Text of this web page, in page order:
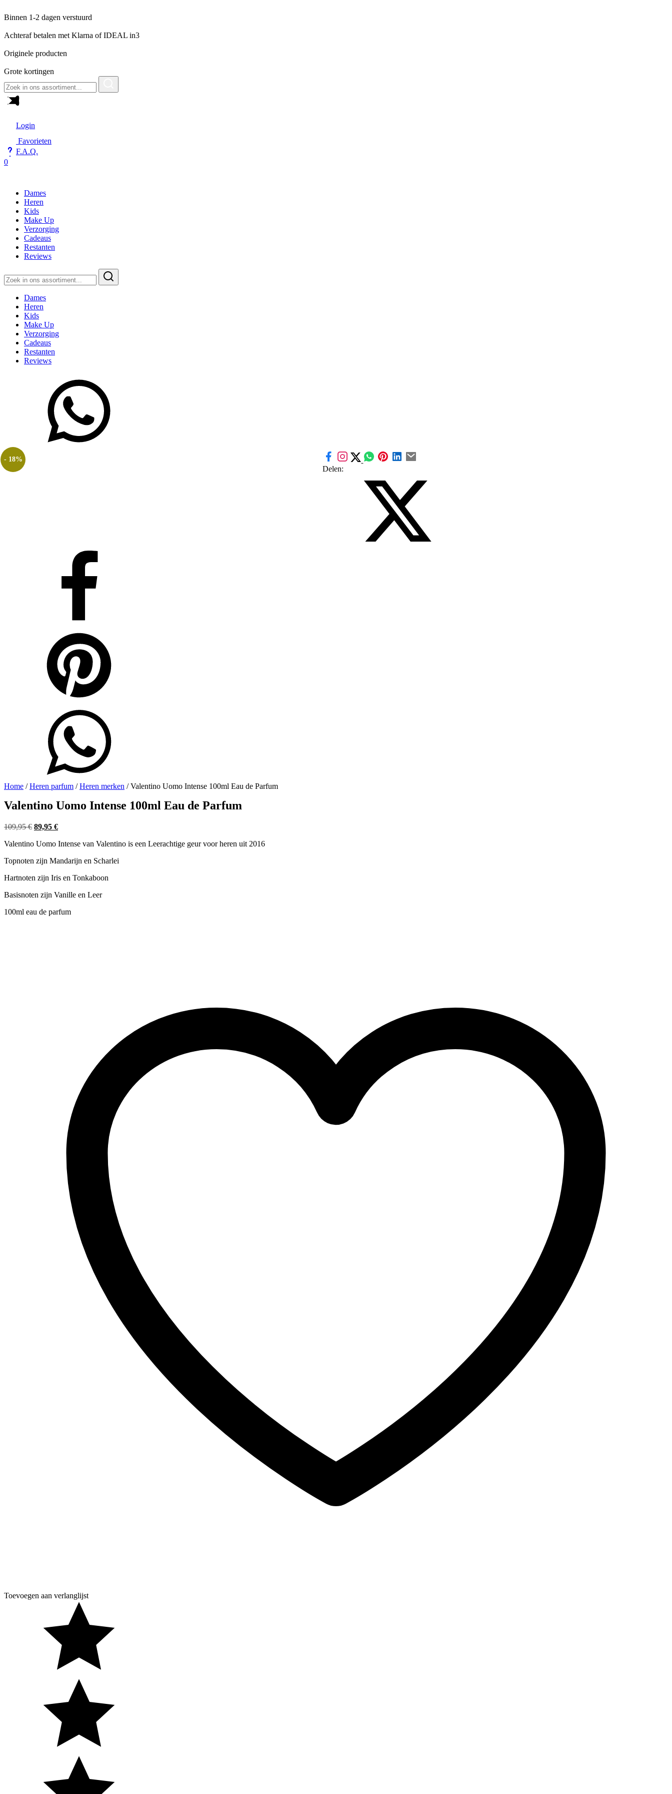
Binnen 1-2 dagen verstuurd
Achteraf betalen met Klarna of IDEAL in3
Originele producten
Grote kortingen
naar:
Login
Favorieten
F.A.Q.
0
Dames
Heren
Kids
Make Up
Verzorging
Cadeaus
Restanten
Reviews
naar:
Dames
Heren
Kids
Make Up
Verzorging
Cadeaus
Restanten
Reviews
- 18%
Delen:
Home /Heren parfum /Heren merken / Valentino Uomo Intense 100ml Eau de Parfum
Valentino Uomo Intense 100ml Eau de Parfum
109,95€ Oorspronkelijke
was:
89,95 €Huidige
is:
Valentino Uomo Intense van Valentino is een Leerachtige geur voor heren uit 2016
Topnoten zijn Mandarijn en Scharlei
Hartnoten zijn Iris en Tonkaboon
Basisnoten zijn Vanille en Leer
100ml eau de parfum
Toevoegen aan verlanglijst